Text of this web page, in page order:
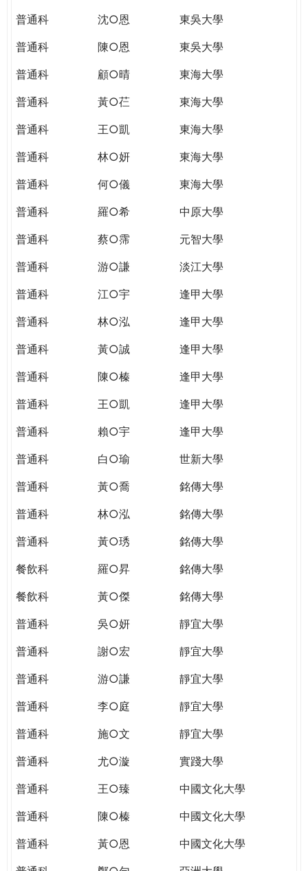
普通科
沈○恩
東吳大學
普通科
陳○恩
東吳大學
普通科
顧○晴
東海大學
普通科
黃○芢
東海大學
普通科
王○凱
東海大學
普通科
林○妍
東海大學
普通科
何○儀
東海大學
普通科
羅○希
中原大學
普通科
蔡○霈
元智大學
普通科
游○謙
淡江大學
普通科
江○宇
逢甲大學
普通科
林○泓
逢甲大學
普通科
黃○誠
逢甲大學
普通科
陳○榛
逢甲大學
普通科
王○凱
逢甲大學
普通科
賴○宇
逢甲大學
普通科
白○瑜
世新大學
普通科
黃○喬
銘傳大學
普通科
林○泓
銘傳大學
普通科
黃○琇
銘傳大學
餐飲科
羅○昇
銘傳大學
餐飲科
黃○傑
銘傳大學
普通科
吳○妍
靜宜大學
普通科
謝○宏
靜宜大學
普通科
游○謙
靜宜大學
普通科
李○庭
靜宜大學
普通科
施○文
靜宜大學
普通科
尤○漩
實踐大學
普通科
王○臻
中國文化大學
普通科
陳○榛
中國文化大學
普通科
黃○恩
中國文化大學